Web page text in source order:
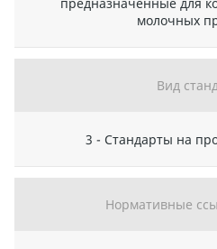
предназначенные для
молочных
Вид
3 - Стандарты на
Нормативные